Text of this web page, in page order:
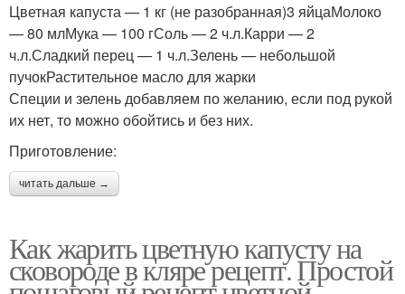
Цветная капуста — 1 кг (не разобранная)3 яйцаМолоко
— 80 млМука — 100 гСоль — 2 ч.л.Карри — 2
ч.л.Сладкий перец — 1 ч.л.Зелень — небольшой
пучокРастительное масло для жарки
Специи и зелень добавляем по желанию, если под рукой
их нет, то можно обойтись и без них.
Приготовление:
читать дальше →
Как жарить цветную капусту на
сковороде в кляре рецепт. Простой